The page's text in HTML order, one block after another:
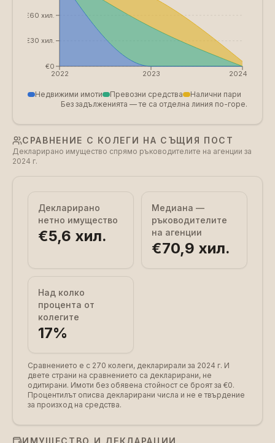
2022 2023 2024
€0
€30 хил.
€60 хил.
Недвижими имоти Превозни средства
Налични пари
Без задълженията — те са отделна линия по-горе.
СРАВНЕНИЕ С КОЛЕГИ НА СЪЩИЯ ПОСТ
Декларирано имущество спрямо ръководителите на агенции за
2024 г.
Декларирано
нетно имущество
€5,6 хил.
Медиана —
ръководителите
на агенции
€70,9 хил.
Над колко
процента от
колегите
17%
Сравнението е с 270 колеги, декларирали за 2024 г. И
двете страни на сравнението са декларирани, не
одитирани. Имоти без обявена стойност се броят за €0.
Процентилът описва декларирани числа и не е твърдение
за произход на средства.
ИМУЩЕСТВО И ДЕКЛАРАЦИИ